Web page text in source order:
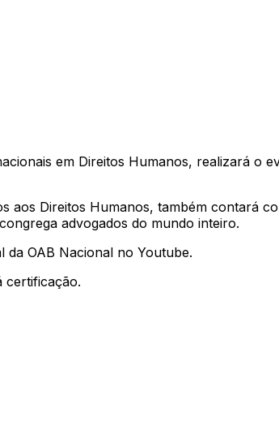
em Direitos Humanos, realizará o
aos Direitos Humanos, também contará
advogados do mundo inteiro.
OAB Nacional no Youtube.
certificação.